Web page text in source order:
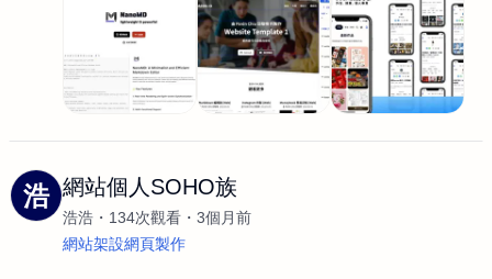
浩 網站個人SOHO族
浩浩 134次觀看
3個月前
網站架設網頁製作